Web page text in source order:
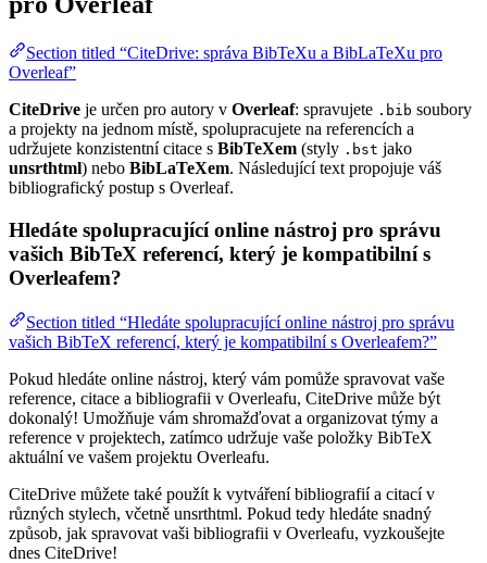
Section titled “CiteDrive: správa BibTeXu a BibLaTeXu pro
Overleaf”
CiteDrive je určen pro autory v Overleaf: spravujete .bib soubory
a projekty na jednom místě, spolupracujete na referencích a
udržujete konzistentní citace s BibTeXem (styly .bst jako
unsrthtml) nebo BibLaTeXem. Následující text propojuje váš
bibliografický postup s Overleaf.
Hledáte spolupracující online nástroj pro správu
vašich BibTeX referencí, který je kompatibilní s
Overleafem?
Section titled “Hledáte spolupracující online nástroj pro správu
vašich BibTeX referencí, který je kompatibilní s Overleafem?”
Pokud hledáte online nástroj, který vám pomůže spravovat vaše
reference, citace a bibliografii v Overleafu, CiteDrive může být
dokonalý! Umožňuje vám shromažďovat a organizovat týmy a
reference v projektech, zatímco udržuje vaše položky BibTeX
aktuální ve vašem projektu Overleafu.
CiteDrive můžete také použít k vytváření bibliografií a citací v
různých stylech, včetně unsrthtml. Pokud tedy hledáte snadný
způsob, jak spravovat vaši bibliografii v Overleafu, vyzkoušejte
dnes CiteDrive!